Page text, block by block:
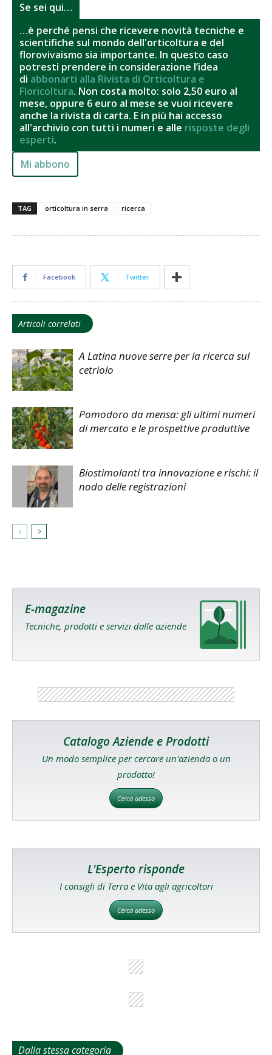
Se sei qui…
…è perché pensi che ricevere novità tecniche e
scientifiche sul mondo dell'orticoltura e del
florovivaismo sia importante. In questo caso
potresti prendere in considerazione l’idea
di abbonarti alla Rivista di Orticoltura e
Floricoltura. Non costa molto: solo 2,50 euro al
mese, oppure 6 euro al mese se vuoi ricevere
anche la rivista di carta. E in più hai accesso
all'archivio con tutti i numeri e alle risposte degli
esperti.
Mi abbono
TAG orticoltura in serra ricerca
Facebook Twitter
Articoli correlati
A Latina nuove serre per la ricerca sul
cetriolo
Pomodoro da mensa: gli ultimi numeri
di mercato e le prospettive produttive
Biostimolanti tra innovazione e rischi: il
nodo delle registrazioni
E-magazine
Tecniche, prodotti e servizi dalle aziende
Catalogo Aziende e Prodotti
Un modo semplice per cercare un'azienda o un
prodotto!
Cerca adesso
L'Esperto risponde
I consigli di Terra e Vita agli agricoltori
Cerca adesso
Dalla stessa categoria